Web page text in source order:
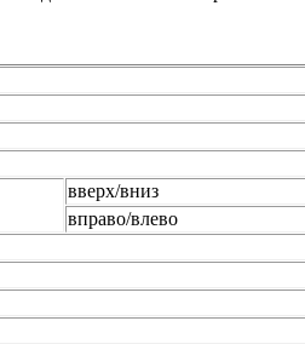
вверх/вниз
вправо/влево